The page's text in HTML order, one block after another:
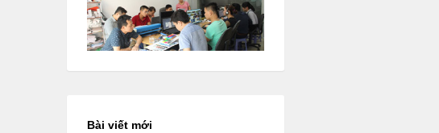
Bài viết mới